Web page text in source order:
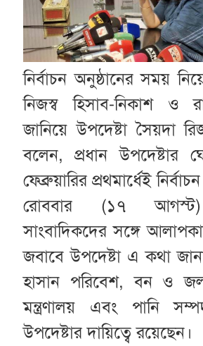
নির্বাচন অনুষ্ঠানের সময়
নিজস্ব হিসাব-নিকাশ ও
জানিয়ে উপদেষ্টা সৈয়দা
বলেন, প্রধান উপদেষ্টার
ফেব্রুয়ারির প্রথমার্ধেই
রোববার (১৭ আগস্ট)
সাংবাদিকদের সঙ্গে
জবাবে উপদেষ্টা এ কথা
হাসান পরিবেশ, বন ও
মন্ত্রণালয় এবং পানি
উপদেষ্টার দায়িত্বে রয়েছেন।